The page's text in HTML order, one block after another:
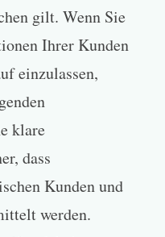
gilt. Wenn Sie
Ihrer Kunden
einzulassen,
klare
dass
Kunden und
werden.